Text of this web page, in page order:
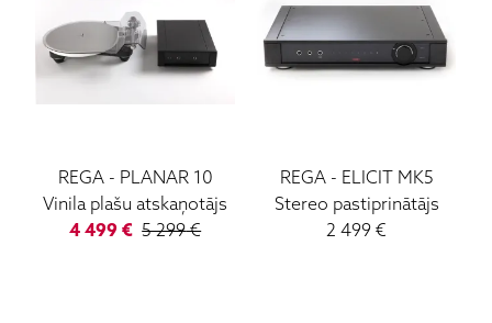
REGA- PLANAR 10
Vinila plašu atskaņotājs
4 499 € 5 299€
REGA- ELICIT MK5
Stereo pastiprinātājs
2 499 €